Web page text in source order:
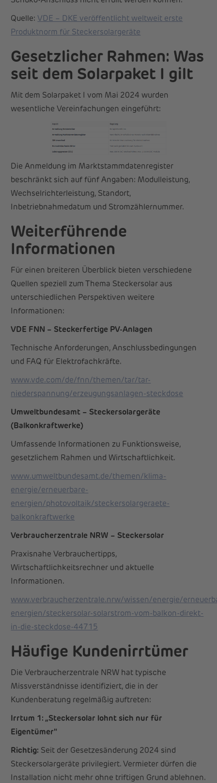
Quelle: VDE – DKE veröffentlicht weltweit erste
Produktnorm für Steckersolargeräte
Gesetzlicher Rahmen: Was
seit dem Solarpaket I gilt
Mit dem Solarpaket I vom Mai 2024 wurden
wesentliche Vereinfachungen eingeführt:
Die Anmeldung im Marktstammdatenregister
beschränkt sich auf fünf Angaben: Modulleistung,
Wechselrichterleistung, Standort,
Inbetriebnahmedatum und Stromzählernummer.
Weiterführende
Informationen
Für einen breiteren Überblick bieten verschiedene
Quellen speziell zum Thema Steckersolar aus
unterschiedlichen Perspektiven weitere
Informationen:
VDE FNN – Steckerfertige PV-Anlagen
Technische Anforderungen, Anschlussbedingungen
und FAQ für Elektrofachkräfte.
www.vde.com/de/fnn/themen/tar/tar-
niederspannung/erzeugungsanlagen-steckdose
Umweltbundesamt – Steckersolargeräte
(Balkonkraftwerke)
Umfassende Informationen zu Funktionsweise,
gesetzlichem Rahmen und Wirtschaftlichkeit.
www.umweltbundesamt.de/themen/klima-
energie/erneuerbare-
energien/photovoltaik/steckersolargeraete-
balkonkraftwerke
Verbraucherzentrale NRW – Steckersolar
Praxisnahe Verbrauchertipps,
Wirtschaftlichkeitsrechner und aktuelle
Informationen.
www.verbraucherzentrale.nrw/wissen/energie/
energien/steckersolar-solarstrom-vom-balkon-direkt-
in-die-steckdose-44715
Häufige Kundenirrtümer
Die Verbraucherzentrale NRW hat typische
Missverständnisse identifiziert, die in der
Kundenberatung regelmäßig auftreten:
Irrtum 1: „Steckersolar lohnt sich nur für
Eigentümer"
Richtig: Seit der Gesetzesänderung 2024 sind
Steckersolargeräte privilegiert. Vermieter dürfen die
Installation nicht mehr ohne triftigen Grund ablehnen.